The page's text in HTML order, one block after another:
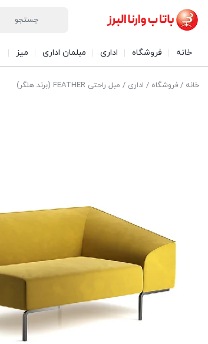
خانه فروشگاه اداری مبلمان اداری میز
خانه / فروشگاه / اداری / مبل راحتی FEATHER (برند هلگر)